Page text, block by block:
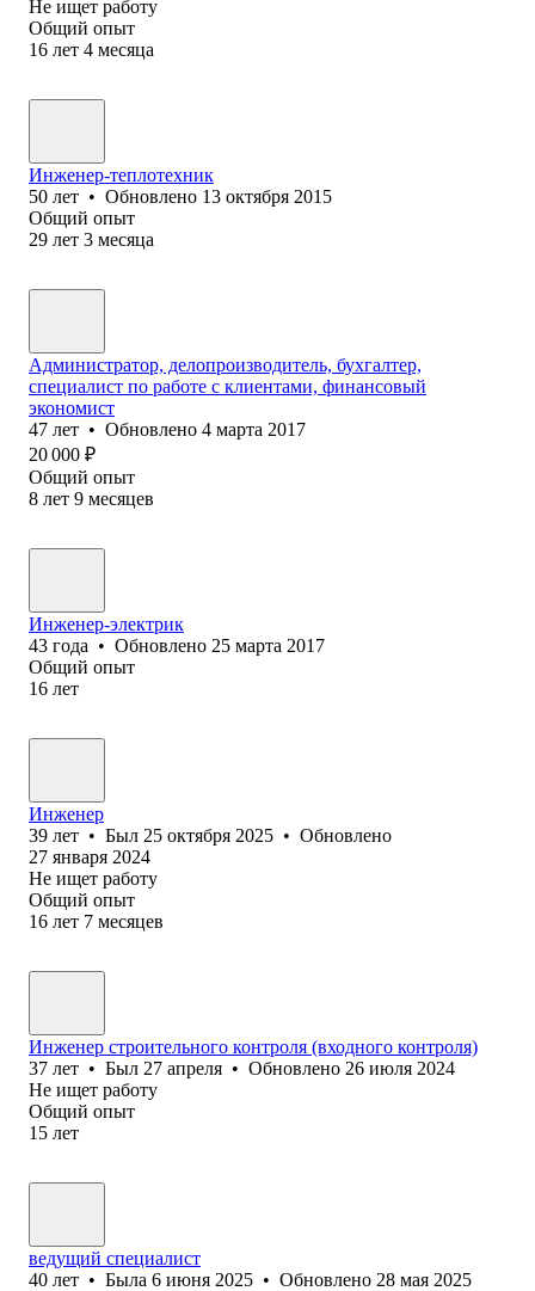
Не ищет работу
Общий опыт
16 лет 4 месяца
Инженер-теплотехник
50 лет • Обновлено 13 октября 2015
Общий опыт
29 лет 3 месяца
Администратор, делопроизводитель, бухгалтер,
специалист по работе с клиентами, финансовый
экономист
47 лет • Обновлено 4 марта 2017
20 000 ₽
Общий опыт
8 лет 9 месяцев
Инженер-электрик
43 года • Обновлено 25 марта 2017
Общий опыт
16 лет
Инженер
39 лет • Был 25 октября 2025 • Обновлено
27 января 2024
Не ищет работу
Общий опыт
16 лет 7 месяцев
Инженер строительного контроля (входного контроля)
37 лет • Был 27 апреля • Обновлено 26 июля 2024
Не ищет работу
Общий опыт
15 лет
ведущий специалист
40 лет • Была 6 июня 2025 • Обновлено 28 мая 2025